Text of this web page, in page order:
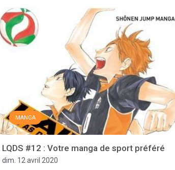
MANGA
LQDS #12 : Votre manga de sport préféré
dim. 12 avril 2020